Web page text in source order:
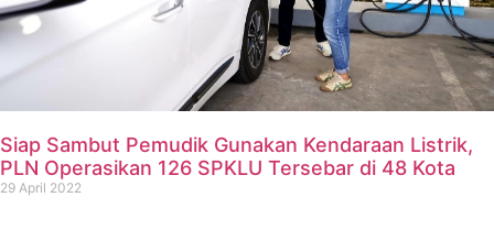
Siap Sambut Pemudik Gunakan Kendaraan Listrik,
PLN Operasikan 126 SPKLU Tersebar di 48 Kota
29 April 2022